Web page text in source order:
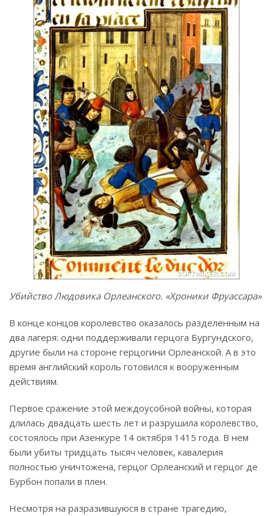
Убийство Людовика Орлеанского. «Хроники Фруассара»
В конце концов королевство оказалось разделенным на
два лагеря: одни поддерживали герцога Бургундского,
другие были на стороне герцогини Орлеанской. А в это
время английский король готовился к вооруженным
действиям.
Первое сражение этой междоусобной войны, которая
длилась двадцать шесть лет и разрушила королевство,
состоялось при Азенкуре 14 октября 1415 года. В нем
были убиты тридцать тысяч человек, кавалерия
полностью уничтожена, герцог Орлеанский и герцог де
Бурбон попали в плен.
Несмотря на разразившуюся в стране трагедию,